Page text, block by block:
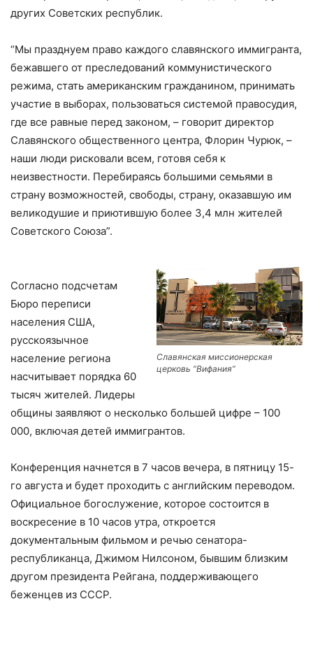
других Советских республик.
“Мы празднуем право каждого славянского иммигранта,
бежавшего от преследований коммунистического
режима, стать американским гражданином, принимать
участие в выборах, пользоваться системой правосудия,
где все равные перед законом, – говорит директор
Славянского общественного центра, Флорин Чурюк, –
наши люди рисковали всем, готовя себя к
неизвестности. Перебираясь большими семьями в
страну возможностей, свободы, страну, оказавшую им
великодушие и приютившую более 3,4 млн жителей
Советского Союза”.
Славянская миссионерская
церковь “Вифания”
Согласно подсчетам
Бюро переписи
населения США,
русскоязычное
население региона
насчитывает порядка 60
тысяч жителей. Лидеры
общины заявляют о несколько большей цифре – 100
000, включая детей иммигрантов.
Конференция начнется в 7 часов вечера, в пятницу 15-
го августа и будет проходить с английским переводом.
Официальное богослужение, которое состоится в
воскресение в 10 часов утра, откроется
документальным фильмом и речью сенатора-
республиканца, Джимом Нилсоном, бывшим близким
другом президента Рейгана, поддерживающего
беженцев из СССР.